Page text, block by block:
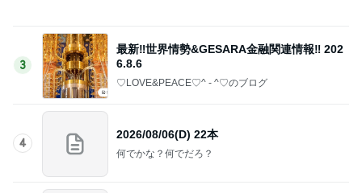
レジェンド松下のなんでもプレゼン！
Amebaトピックス 1時間前
全部タダで使える小学生学習ツール
お値段以上で感動した韓国コスメ